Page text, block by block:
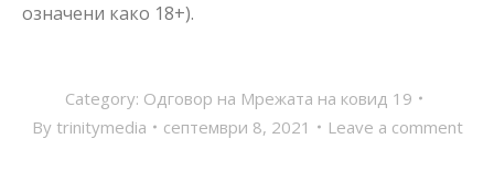
означени како 18+).
Category: Одговор на Мрежата на ковид 19
By trinitymedia септември 8, 2021 Leave a comment